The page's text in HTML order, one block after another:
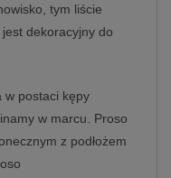
tym liście
dekoracyjny do
w postaci kępy
w marcu. Proso
z podłożem